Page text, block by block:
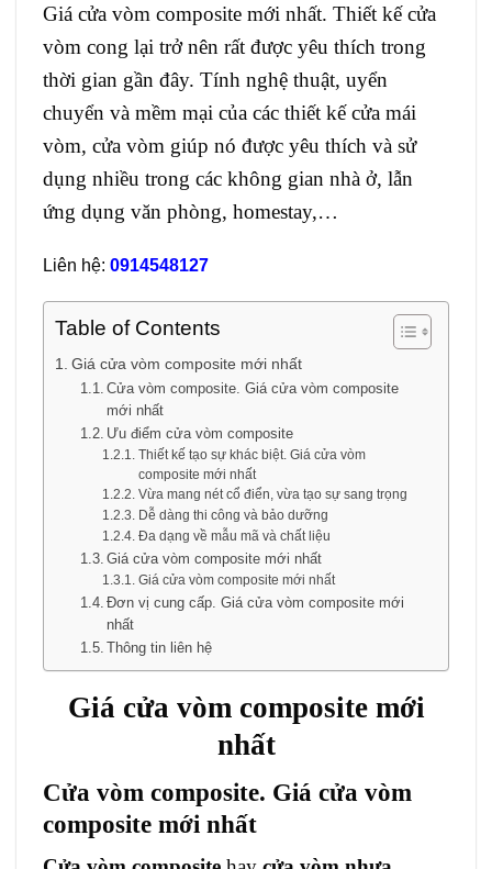
Giá cửa vòm composite mới nhất. Thiết kế cửa
vòm cong lại trở nên rất được yêu thích trong
thời gian gần đây. Tính nghệ thuật, uyển
chuyển và mềm mại của các thiết kế cửa mái
vòm, cửa vòm giúp nó được yêu thích và sử
dụng nhiều trong các không gian nhà ở, lẫn
ứng dụng văn phòng, homestay,…
Liên hệ: 0914548127
Table of Contents
Giá cửa vòm composite mới nhất
Cửa vòm composite. Giá cửa vòm composite
mới nhất
Ưu điểm cửa vòm composite
Thiết kế tạo sự khác biệt. Giá cửa vòm
composite mới nhất
Vừa mang nét cổ điển, vừa tạo sự sang trọng
Dễ dàng thi công và bảo dưỡng
Đa dạng về mẫu mã và chất liệu
Giá cửa vòm composite mới nhất
Giá cửa vòm composite mới nhất
Đơn vị cung cấp. Giá cửa vòm composite mới
nhất
Thông tin liên hệ
Giá cửa vòm compositemới
nhất
Cửa vòm composite. Giá cửa vòm
composite mới nhất